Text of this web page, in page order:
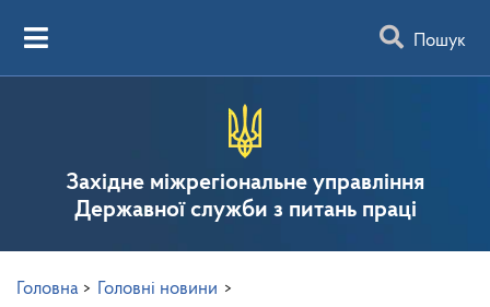
Пошук
Західне міжрегіональне управління
Державної служби з питань праці
Головна > Головні новини >